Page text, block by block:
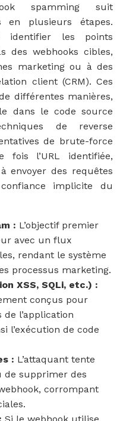
spamming suit
en plusieurs étapes.
identifier les points
des webhooks cibles,
marketing ou à des
client (CRM). Ces
différentes manières,
dans le code source
de reverse
de brute-force
fois l’URL identifiée,
envoyer des requêtes
implicite du
: L’objectif premier
avec un flux
rendant le système
processus marketing.
XSS, SQLi, etc.) :
conçus pour
l’application
l’exécution de code
: L’attaquant tente
de supprimer des
corrompant